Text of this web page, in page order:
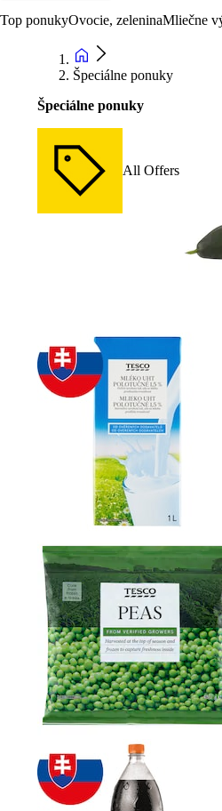
Top ponukyOvocie, zeleninaMliečne
Špeciálne ponuky
Špeciálne ponuky
All Offers